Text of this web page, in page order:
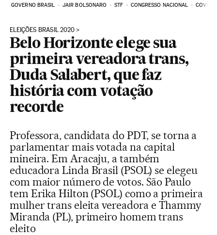
GOVERNO BRASIL JAIR BOLSONARO STF CONGRESSO NACIONAL COVID-
ELEIÇÕES BRASIL 2020
Belo Horizonte elege sua
primeira vereadora trans,
Duda Salabert, que faz
história com votação
recorde
Professora, candidata do PDT, se torna a
parlamentar mais votada na capital
mineira. Em Aracaju, a também
educadora Linda Brasil (PSOL) se elegeu
com maior número de votos. São Paulo
tem Erika Hilton (PSOL) como a primeira
mulher trans eleita vereadora e Thammy
Miranda (PL), primeiro homem trans
eleito